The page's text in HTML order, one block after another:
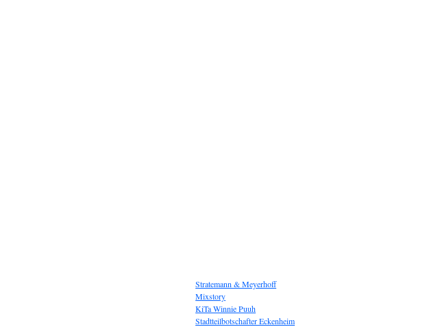
Stratemann & Meyerhoff
Mixstory
KiTa Winnie Puuh
Stadtteilbotschafter Eckenheim